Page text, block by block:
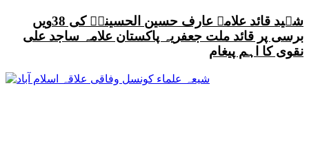
شہید قائد علامہ عارف حسین الحسینیؒ کی 38ویں
برسی پر قائد ملت جعفریہ پاکستان علامہ ساجد علی
نقوی کا اہم پیغام